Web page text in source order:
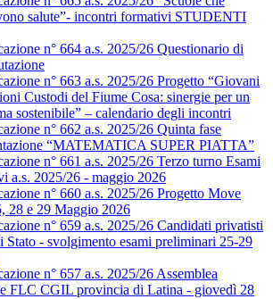
salute”- incontri formativi STUDENTI
n° 664 a.s. 2025/26 Questionario di
n° 663 a.s. 2025/26 Progetto “Giovani
Custodi del Fiume Cosa: sinergie per un
sostenibile” – calendario degli incontri
n° 662 a.s. 2025/26 Quinta fase
“MATEMATICA SUPER PIATTA”
n° 661 a.s. 2025/26 Terzo turno Esami
a.s. 2025/26 - maggio 2026
n° 660 a.s. 2025/26 Progetto Move
28 e 29 Maggio 2026
n° 659 a.s. 2025/26 Candidati privatisti
Stato - svolgimento esami preliminari 25-29
n° 657 a.s. 2025/26 Assemblea
FLC CGIL provincia di Latina - giovedì 28